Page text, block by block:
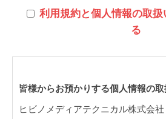
利用規約と個人情報の取
る
皆様からお預かりする個人情報の
ヒビノメディアテクニカル株式会